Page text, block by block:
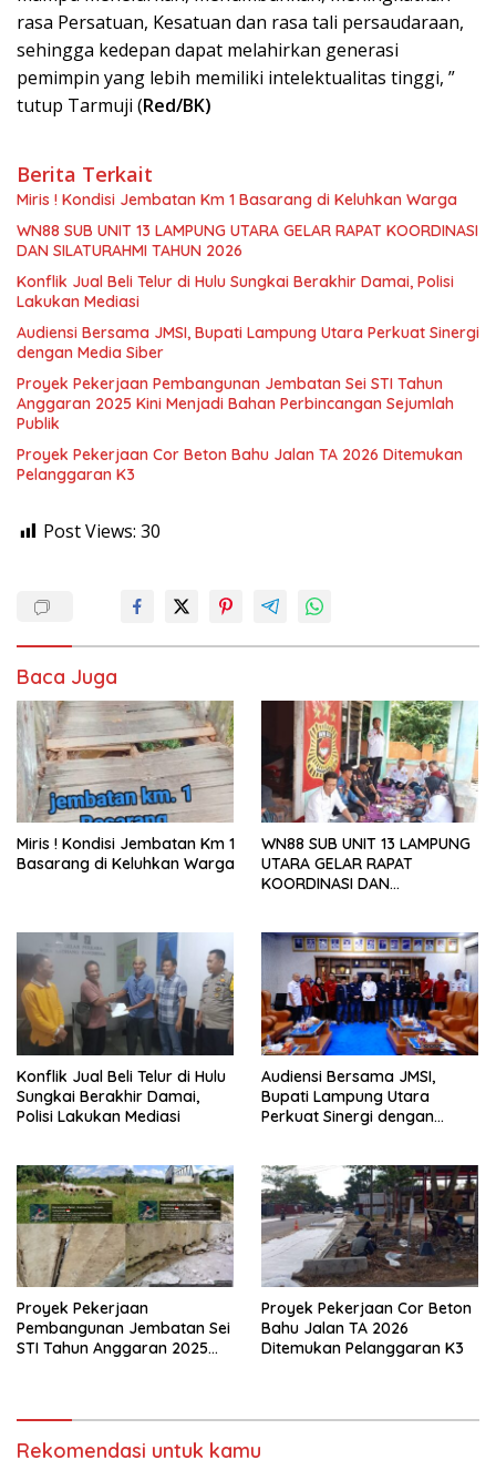
rasa Persatuan, Kesatuan dan rasa tali persaudaraan,
sehingga kedepan dapat melahirkan generasi
pemimpin yang lebih memiliki intelektualitas tinggi, ”
tutup Tarmuji (Red/BK)
Berita Terkait
Miris ! Kondisi Jembatan Km 1 Basarang di Keluhkan Warga
WN88 SUB UNIT 13 LAMPUNG UTARA GELAR RAPAT KOORDINASI
DAN SILATURAHMI TAHUN 2026
Konflik Jual Beli Telur di Hulu Sungkai Berakhir Damai, Polisi
Lakukan Mediasi
Audiensi Bersama JMSI, Bupati Lampung Utara Perkuat Sinergi
dengan Media Siber
Proyek Pekerjaan Pembangunan Jembatan Sei STI Tahun
Anggaran 2025 Kini Menjadi Bahan Perbincangan Sejumlah
Publik
Proyek Pekerjaan Cor Beton Bahu Jalan TA 2026 Ditemukan
Pelanggaran K3
Post Views: 30
Baca Juga
Miris ! Kondisi Jembatan Km 1
Basarang di Keluhkan Warga
WN88 SUB UNIT 13 LAMPUNG
UTARA GELAR RAPAT
KOORDINASI DAN
Konflik Jual Beli Telur di Hulu
Sungkai Berakhir Damai,
Polisi Lakukan Mediasi
Audiensi Bersama JMSI,
Bupati Lampung Utara
Perkuat Sinergi dengan
Proyek Pekerjaan
Pembangunan Jembatan Sei
STI Tahun Anggaran 2025
Proyek Pekerjaan Cor Beton
Bahu Jalan TA 2026
Ditemukan Pelanggaran K3
Rekomendasi untuk kamu